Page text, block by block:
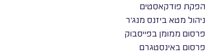
הפקת פודקאסטים
ניהול מטא ביזנס מנג׳ר
פרסום ממומן בפייסבוק
פרסום באינסטגרם